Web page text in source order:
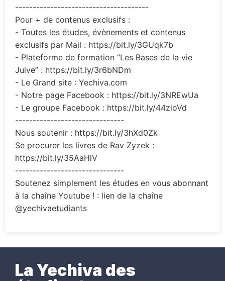
--------------------------------------
Pour + de contenus exclusifs :
- Toutes les études, évènements et contenus
exclusifs par Mail : https://bit.ly/3GUqk7b
- Plateforme de formation “Les Bases de la vie
Juive” : https://bit.ly/3r6bNDm
- Le Grand site : Yechiva.com
- Notre page Facebook : https://bit.ly/3NREwUa
- Le groupe Facebook : https://bit.ly/44zioVd
-------------------------------
Nous soutenir : https://bit.ly/3hXd0Zk
Se procurer les livres de Rav Zyzek :
https://bit.ly/35AaHlV
-------------------------------
Soutenez simplement les études en vous abonnant
à la chaîne Youtube ! : lien de la chaîne
@yechivaetudiants
La Yechiva des